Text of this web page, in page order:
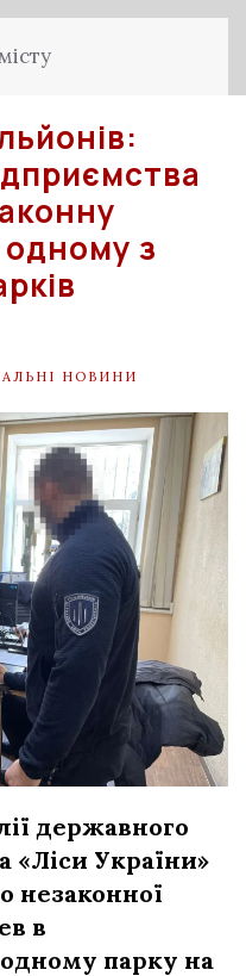
одному з
НОВИНИ
державного
«Ліси України»
незаконної
в
парку на